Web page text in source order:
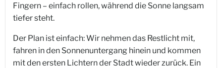
Fingern – einfach rollen, während die Sonne langsam
tiefer steht.
Der Plan ist einfach: Wir nehmen das Restlicht mit,
fahren in den Sonnenuntergang hinein und kommen
mit den ersten Lichtern der Stadt wieder zurück. Ein